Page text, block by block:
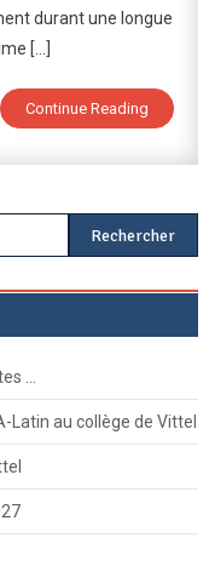
durant une longue
[…]
Continue Reading
Rechercher :
…
Latin au collège de Vittel